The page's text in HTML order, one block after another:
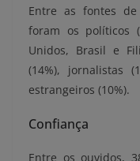
Entre as fontes
foram os políticos
Unidos, Brasil e
(14%), jornalistas
estrangeiros (10%).
Confiança
Entre os ouvidos,